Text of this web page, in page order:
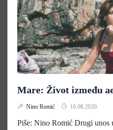
Mare: Život između
Nino Romić 16.08.2020.
Piše: Nino Romić Drugi unos